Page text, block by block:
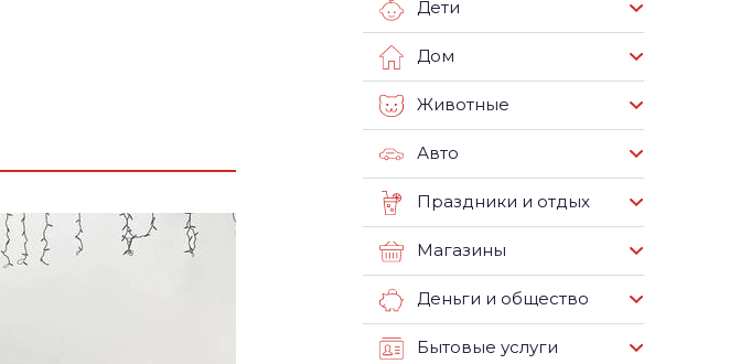
Дети
Дом
Животные
Авто
Праздники и отдых
Магазины
Деньги и общество
Бытовые услуги